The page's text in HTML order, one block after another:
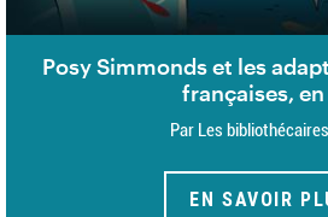
Posy Simmonds et les
françaises, en
Par Les
EN SAVOIR